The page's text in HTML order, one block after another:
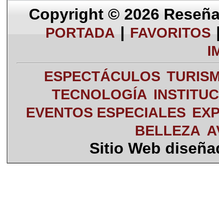
Copyright © 2026
PORTADA | FAVORITOS
ESPECTÁCULOS
TECNOLOGÍA
EVENTOS ESPECIALES
BELLEZA
Sitio Web